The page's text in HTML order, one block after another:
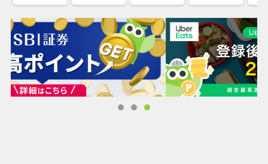
まずは無料でご相談ください。